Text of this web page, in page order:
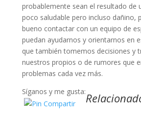
probablemente sean el resultado de
poco saludable pero incluso dañino,
bueno contactar con un equipo de
puedan ayudarnos y orientarnos en
que también tomemos decisiones y
nuestros propios o de rumores que
problemas cada vez más.
Síganos y me gusta: